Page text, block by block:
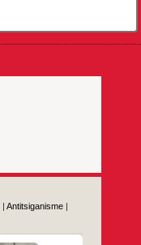
|Antitsiganisme |